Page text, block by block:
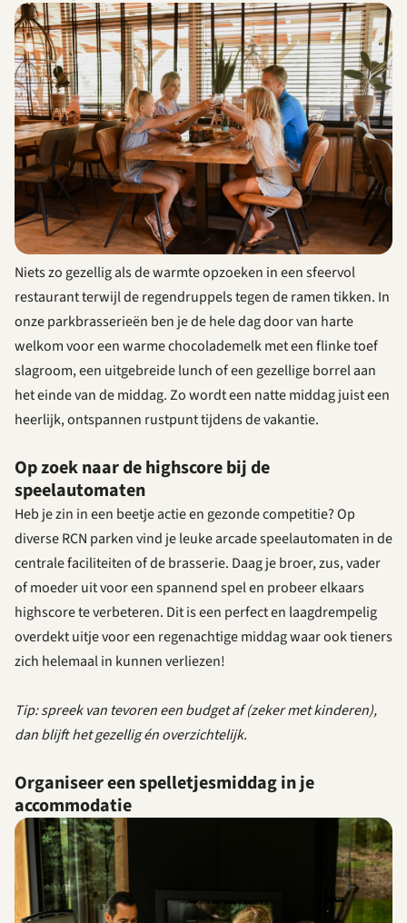
Niets zo gezellig als de warmte opzoeken in een sfeervol
restaurant terwijl de regendruppels tegen de ramen tikken. In
onze parkbrasserieën ben je de hele dag door van harte
welkom voor een warme chocolademelk met een flinke toef
slagroom, een uitgebreide lunch of een gezellige borrel aan
het einde van de middag. Zo wordt een natte middag juist een
heerlijk, ontspannen rustpunt tijdens de vakantie.
Op zoek naar de highscore bij de
speelautomaten
Heb je zin in een beetje actie en gezonde competitie? Op
diverse RCN parken vind je leuke arcade speelautomaten in de
centrale faciliteiten of de brasserie. Daag je broer, zus, vader
of moeder uit voor een spannend spel en probeer elkaars
highscore te verbeteren. Dit is een perfect en laagdrempelig
overdekt uitje voor een regenachtige middag waar ook tieners
zich helemaal in kunnen verliezen!
Tip: spreek van tevoren een budget af (zeker met kinderen),
dan blijft het gezellig én overzichtelijk.
Organiseer een spelletjesmiddag in je
accommodatie